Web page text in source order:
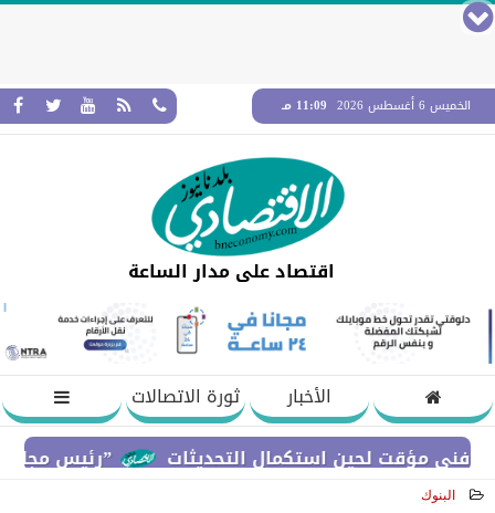
الخميس 6 أغسطس 2026 11:09 مـ
اقتصاد على مدار الساعة
الأخبار
ثورة الاتصالات
”رئيس مجلس القضاء
البنوك